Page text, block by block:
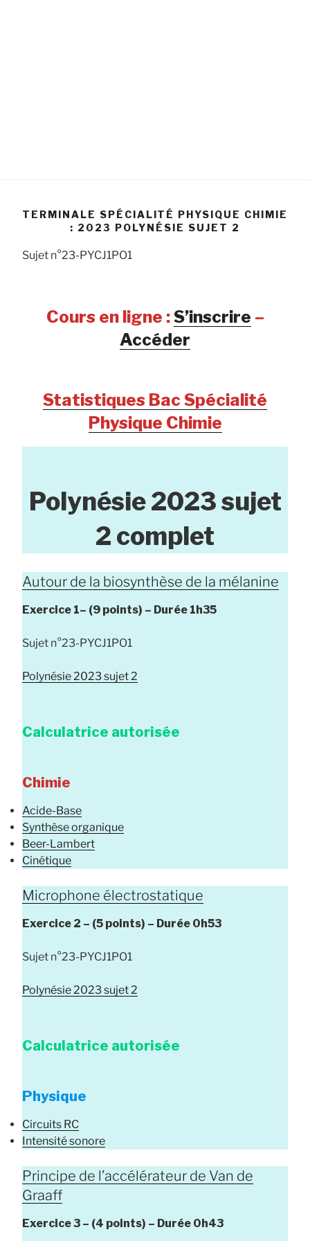
TERMINALE SPÉCIALITÉ PHYSIQUE CHIMIE
: 2023 POLYNÉSIE SUJET 2
Sujet n°23-PYCJ1PO1
Cours en ligne :S’inscrire –
Accéder
Statistiques Bac Spécialité
Physique Chimie
Polynésie 2023 sujet
2 complet
Autour de la biosynthèse de la mélanine
Exercice 1– (9 points) – Durée 1h35
Sujet n°23-PYCJ1PO1
Polynésie 2023 sujet 2
Calculatrice autorisée
Chimie
Acide-Base
Synthèse organique
Beer-Lambert
Cinétique
Microphone électrostatique
Exercice 2 – (5 points) – Durée 0h53
Sujet n°23-PYCJ1PO1
Polynésie 2023 sujet 2
Calculatrice autorisée
Physique
Circuits RC
Intensité sonore
Principe de l’accélérateur de Van de
Graaff
Exercice 3 – (4 points) – Durée 0h43